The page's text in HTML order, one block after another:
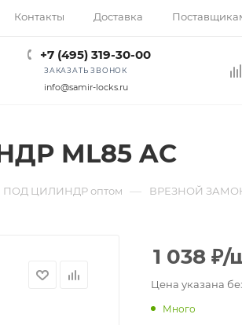
Контакты Доставка
+7 (495) 319-30-00
ЗАКАЗАТЬ ЗВОНОК
info@samir-locks.ru
ML85 AC
ЦИЛИНДР оптом — ВРЕЗНОЙ
1 038 ₽/
Цена указана
Много